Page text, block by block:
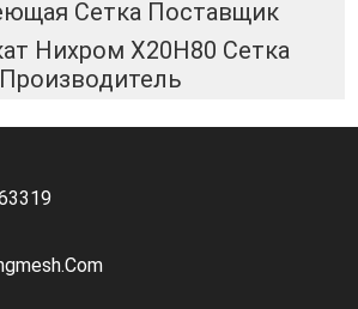
Сетка Поставщик
Нихром Х20Н80 Сетка
Производитель